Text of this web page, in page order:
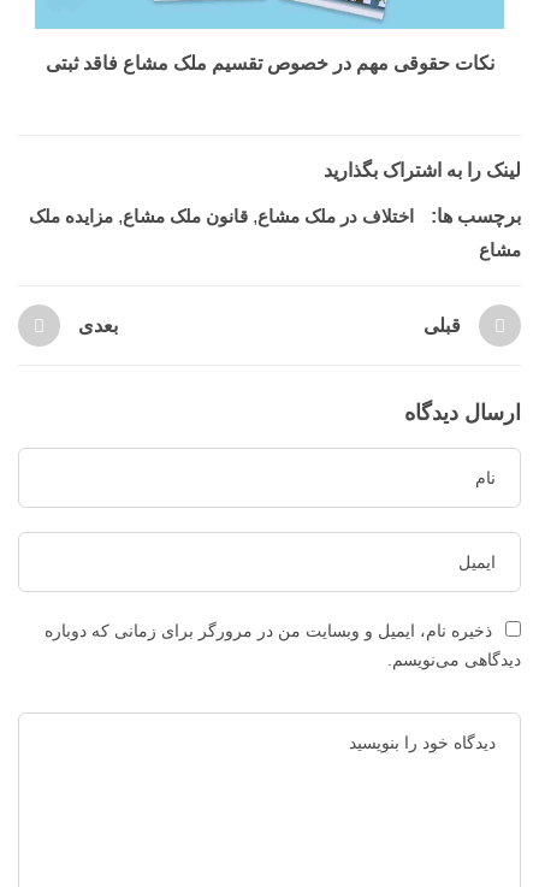
نکات حقوقی مهم در خصوص تقسیم ملک مشاع فاقد ثبتی
لینک را به اشتراک بگذارید
برچسب ها: اختلاف در ملک مشاع, قانون ملک مشاع, مزایده ملک
مشاع
قبلی بعدی
ارسال دیدگاه
ذخیره نام، ایمیل و وبسایت من در مرورگر برای زمانی که دوباره
دیدگاهی می‌نویسم.